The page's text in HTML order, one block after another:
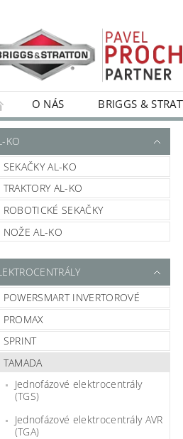
O NÁS BRIGGS &
KO
SEKAČKY AL-KO
TRAKTORY AL-KO
ROBOTICKÉ SEKAČKY
NOŽE AL-KO
POWERSMART INVERTOROVÉ
PROMAX
SPRINT
TAMADA
Jednofázové elektrocentrály
(TGS)
Jednofázové elektrocentrály AVR
(TGA)